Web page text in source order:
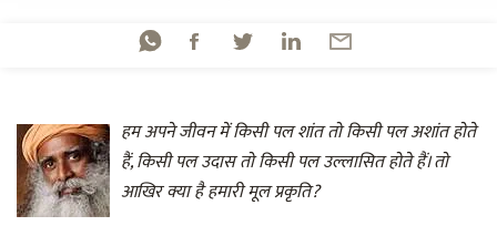
हम अपने जीवन में किसी पल शांत तो किसी पल अशांत होते
हैं, किसी पल उदास तो किसी पल उल्लासित होते हैं। तो
आखिर क्या है हमारी मूल प्रकृति?